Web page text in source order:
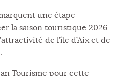
une étape
la saison touristique 2026
de l’île d’Aix et de
Tourisme pour cette